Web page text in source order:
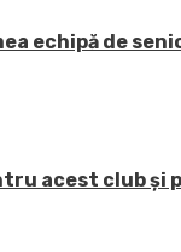
echipă de
acest club